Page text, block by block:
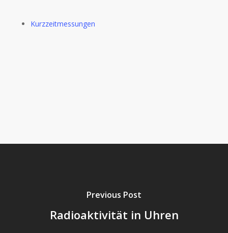
Kurzzeitmessungen
Previous Post
Radioaktivität in Uhren